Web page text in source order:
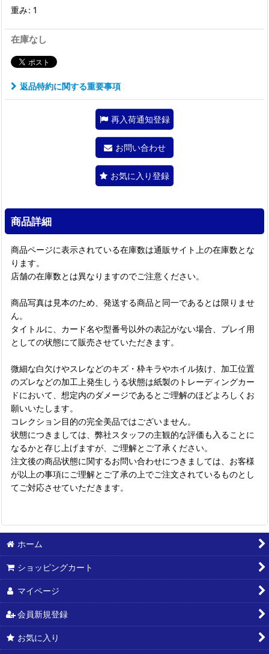
重み: 1
在庫なし
返品特約に関する重要事項
再入荷通知登録
お問い合わせ
お気に入り登録
商品詳細
商品ページに表示されている在庫数は通販サイト上の在庫数とな
ります。
店舗の在庫数とは異なりますのでご注意ください。
商品写真は見本のため、発送する商品と同一であるとは限りませ
ん。
タイトルに、カード名や型番号以外の表記がない場合、プレイ用
としての状態にて販売させていただきます。
微細な白欠けやスレなどのキズ・枠キラやホイル抜け、加工位置
のズレなどの加工上発生しうる状態は紙製のトレーディングカー
ドにおいて、想定内のダメージであるとご理解のほどよろしくお
願いいたします。
コレクション目的の完全美品ではございません。
状態につきましては、弊社スタッフの主観的な評価も入ることに
なるかと存じ上げますが、ご理解とご了承ください。
注文後の商品状態に関するお問い合わせにつきましては、お客様
が以上の事項にご理解とご了承の上でご注文されているものとし
てご対応させていただきます。
ホーム
ショッピングカート
マイページ
会員新規登録
お気に入り